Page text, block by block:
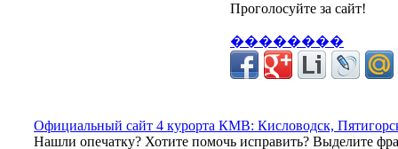
Проголосуйте за сайт!
��������
Официальный сайт 4 курорта КМВ: Кисловодск,
Нашли опечатку? Хотите помочь исправить? Выделите